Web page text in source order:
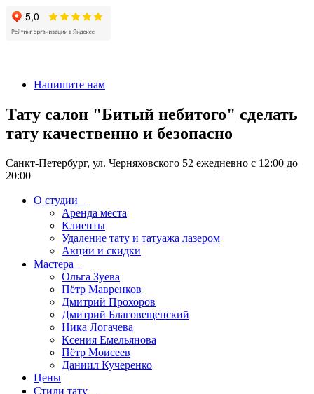
Напишите нам
Тату салон "Битый небитого" сделать
тату качественно и безопасно
Санкт-Петербург, ул. Черняховского 52 ежедневно с 12:00 до
20:00
О студии
Аренда места
Клиенты
Удаление тату и татуажа лазером
Акции и скидки
Мастера
Ольга Зуева
Пётр Мавренков
Дмитрий Прохоров
Дмитрий Благовещенский
Ника Логачева
Ксения Емельянова
Пётр Моисеев
Даниил Кучеренко
Цены
Стили тату